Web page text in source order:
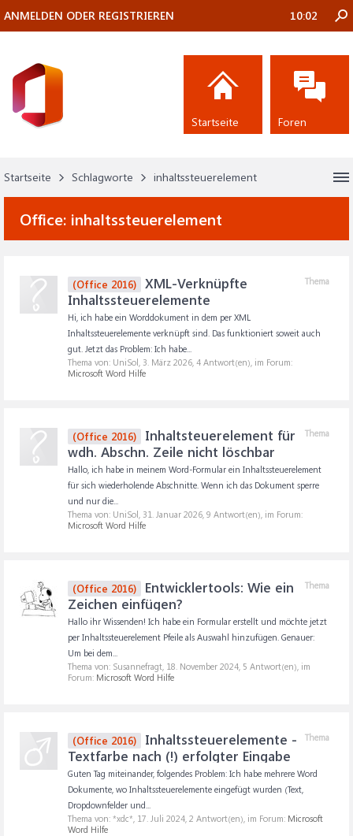
Startseite Schlagworte inhaltssteuerelement
Office: inhaltssteuerelement
Thema
(Office 2016)
XML-Verknüpfte
Inhaltssteuerelemente
Hi, ich habe ein Worddokument in dem per XML
Inhaltssteuerelemente verknüpft sind. Das funktioniert soweit auch
gut. Jetzt das Problem: Ich habe...
Thema von: UniSol, 3. März 2026, 4 Antwort(en), im Forum:
Microsoft Word Hilfe
Thema
(Office 2016)
Inhaltsteuerelement für
wdh. Abschn. Zeile nicht löschbar
Hallo, ich habe in meinem Word-Formular ein Inhaltssteuerelement
für sich wiederholende Abschnitte. Wenn ich das Dokument sperre
und nur die...
Thema von: UniSol, 31. Januar 2026, 9 Antwort(en), im Forum:
Microsoft Word Hilfe
Thema
(Office 2016)
Entwicklertools: Wie ein
Zeichen einfügen?
Hallo ihr Wissenden! Ich habe ein Formular erstellt und möchte jetzt
per Inhaltssteuerelement Pfeile als Auswahl hinzufügen. Genauer:
Um bei dem...
Thema von: Susannefragt, 18. November 2024, 5 Antwort(en), im
Forum: Microsoft Word Hilfe
Thema
(Office 2016)
Inhaltssteuerelemente -
Textfarbe nach (!) erfolgter Eingabe
Guten Tag miteinander, folgendes Problem: Ich habe mehrere Word
Dokumente, wo Inhaltssteuerelemente eingefügt wurden (Text,
Dropdownfelder und...
Thema von: *xdc*, 17. Juli 2024, 2 Antwort(en), im Forum: Microsoft
Word Hilfe
ANMELDEN ODER REGISTRIEREN 10:02
Startseite Foren